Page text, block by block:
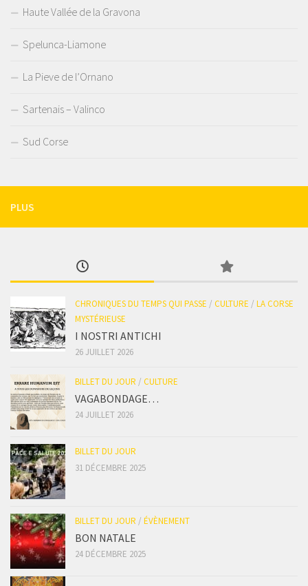
Haute Vallée de la Gravona
Spelunca-Liamone
La Pieve de l’Ornano
Sartenais – Valinco
Sud Corse
PLUS
CHRONIQUES DU TEMPS QUI PASSE / CULTURE / LA CORSE
MYSTÉRIEUSE
I NOSTRI ANTICHI
26 JUILLET 2026
BILLET DU JOUR / CULTURE
VAGABONDAGE…
24 JUILLET 2026
BILLET DU JOUR
31 DÉCEMBRE 2025
BILLET DU JOUR / ÉVÈNEMENT
BON NATALE
24 DÉCEMBRE 2025